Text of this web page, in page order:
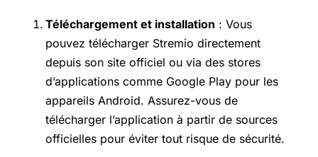
Téléchargement et installation : Vous
pouvez télécharger Stremio directement
depuis son site officiel ou via des stores
d’applications comme Google Play pour les
appareils Android. Assurez-vous de
télécharger l’application à partir de sources
officielles pour éviter tout risque de sécurité.